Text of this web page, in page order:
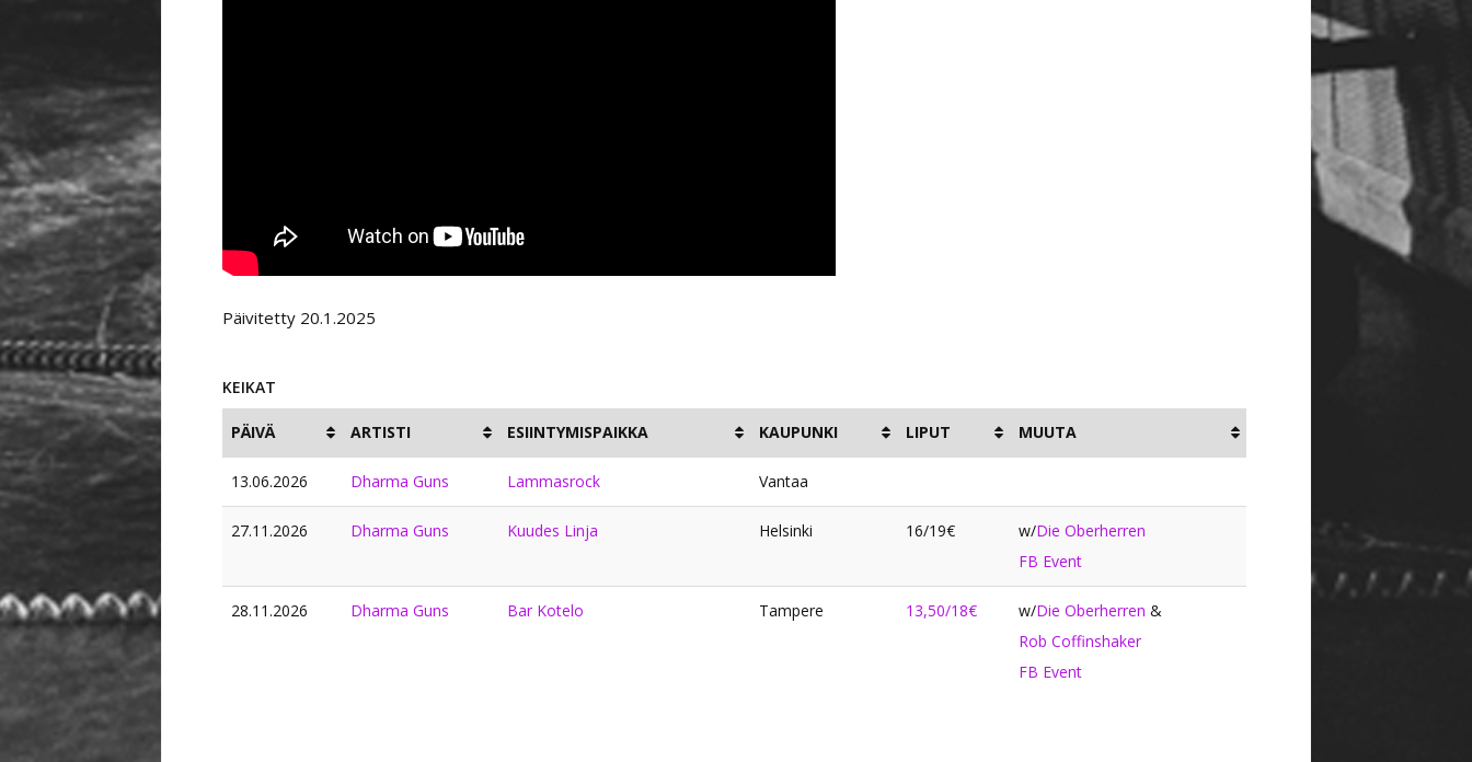
Päivitetty 20.1.2025
KEIKAT
PÄIVÄ ARTISTI ESIINTYMISPAIKKA KAUPUNKI LIPUT MUUTA
13.06.2026 Dharma Guns Lammasrock Vantaa
27.11.2026 Dharma Guns Kuudes Linja Helsinki 16/19€ w/Die Oberherren
FB Event
28.11.2026 Dharma Guns Bar Kotelo Tampere 13,50/18€ w/Die Oberherren &
Rob Coffinshaker
FB Event